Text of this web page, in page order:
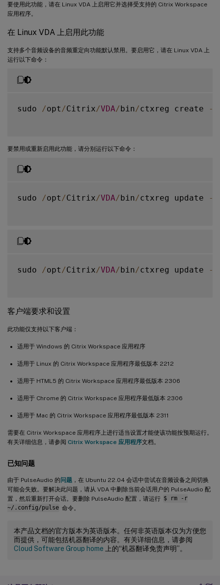
要使用此功能，请在 Linux VDA 上启用它并选择受支持的 Citrix Workspace
应用程序。
在 Linux VDA 上启用此功能
支持多个音频设备的音频重定向功能默认禁用。要启用它，请在 Linux VDA 上
运行以下命令：
sudo /opt /Citrix/VDA/bin/ctxreg create -
要禁用或重新启用此功能，请分别运行以下命令：
sudo /opt /Citrix/VDA/bin/ctxreg update -
sudo /opt /Citrix/VDA/bin/ctxreg update -
客户端要求和设置
此功能仅支持以下客户端：
适用于 Windows 的 Citrix Workspace 应用程序
适用于 Linux 的 Citrix Workspace 应用程序最低版本 2212
适用于 HTML5 的 Citrix Workspace 应用程序最低版本 2306
适用于 Chrome 的 Citrix Workspace 应用程序最低版本 2306
适用于 Mac 的 Citrix Workspace 应用程序最低版本 2311
需要在 Citrix Workspace 应用程序上进行适当设置才能使该功能按预期运行。
有关详细信息，请参阅 Citrix Workspace 应用程序文档。
已知问题
由于 PulseAudio 的问题 ，在 Ubuntu 22.04 会话中尝试在音频设备之间切换
可能会失败。要解决此问题，请从 VDA 中删除当前会话用户的 PulseAudio 配
置，然后重新打开会话。要删除 PulseAudio 配置，请运行 $ rm -r
~/.config/pulse 命令。
本产品文档的官方版本为英语版本。任何非英语版本仅为方便您
而提供，可能包括机器翻译的内容。有关详细信息，请参阅
Cloud Software Group home 上的“机器翻译免责声明”。